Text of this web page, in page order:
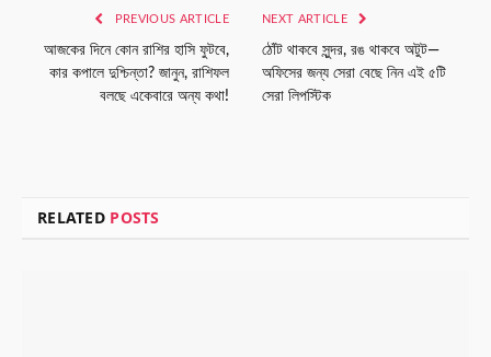
PREVIOUS ARTICLE
আজকের দিনে কোন রাশির হাসি ফুটবে,
কার কপালে দুশ্চিন্তা? জানুন, রাশিফল
বলছে একেবারে অন্য কথা!
NEXT ARTICLE
ঠোঁট থাকবে সুন্দর, রঙ থাকবে অটুট—
অফিসের জন্য সেরা বেছে নিন এই ৫টি
সেরা লিপস্টিক
RELATED POSTS